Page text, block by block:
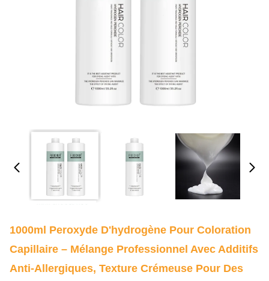
1000ml Peroxyde D'hydrogène Pour Coloration
Capillaire – Mélange Professionnel Avec Additifs
Anti-Allergiques, Texture Crémeuse Pour Des